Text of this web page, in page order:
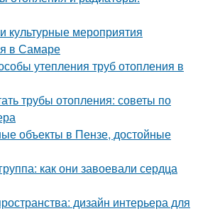
культурные мероприятия
в Самаре
утепления труб отопления в
трубы отопления: советы по
объекты в Пензе, достойные
как они завоевали сердца
дизайн интерьера для